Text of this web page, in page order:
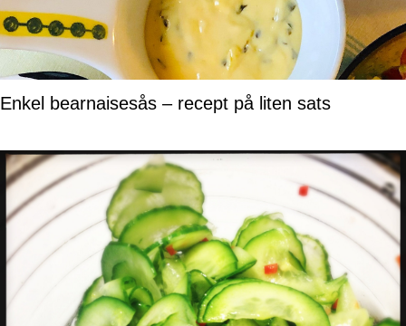
Enkel bearnaisesås – recept på liten sats